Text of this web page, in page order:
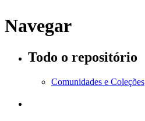
Navegar
Todo o repositório
Comunidades e Coleções